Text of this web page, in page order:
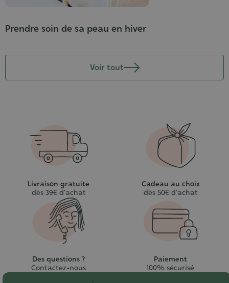
Prendre soin de sa peau en hiver
Voir tout
Livraison gratuite
dès 39€ d’achat
Cadeau au choix
dès 50€ d’achat
Des questions ?
Contactez-nous
Paiement
100% sécurisé